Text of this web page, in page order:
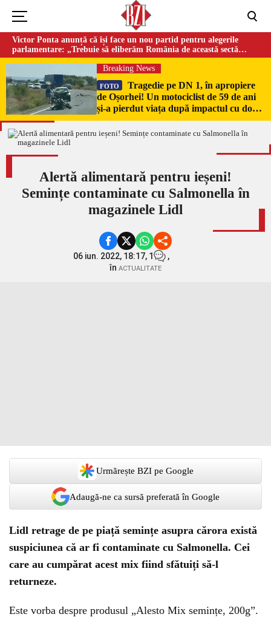
Victor Ponta anunță că își face un nou partid pentru alegerile
parlamentare: „Trebuie să eliberăm România de această sectă
globalistă”
Breaking News
FOTO
Tragedie pe DN 1, în apropiere
de Oșorhei! Un motociclist de 59 de ani
și-a pierdut viața după impactul cu două
mașini!
Alertă alimentară pentru ieșeni!
Semințe contaminate cu Salmonella în
magazinele Lidl
06 iun. 2022, 18:17, 1
,
în ACTUALITATE
Urmărește BZI pe Google
Adaugă-ne ca sursă preferată în Google
Lidl retrage de pe piață semințe asupra cărora există
suspiciunea că ar fi contaminate cu Salmonella. Cei
care au cumpărat acest mix fiind sfătuiți să-l
returneze.
Este vorba despre produsul „Alesto Mix semințe, 200g”.